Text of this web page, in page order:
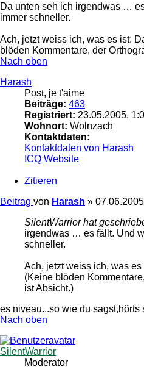
Da unten seh ich irgendwas …
immer schneller.
Ach, jetzt weiss ich, was es ist:
blöden Kommentare, der
Nach oben
Harash
Post, je t'aime
Beiträge: 463
Registriert: 23.05.2005,
Wohnort: Wolnzach
Kontaktdaten:
Kontaktdaten von Harash
ICQ Website
Zitieren
Beitrag von Harash »
SilentWarrior hat
irgendwas … es fällt. Und
schneller.
Ach, jetzt weiss ich, was
(Keine blöden
ist Absicht.)
es niveau...so wie du
Nach oben
SilentWarrior
Moderator